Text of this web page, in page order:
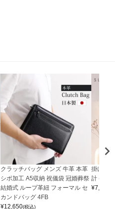
クラッチバッグ メンズ 牛革 本革
シボ加工 A5収納 祝儀袋 冠婚葬祭
結婚式 ループ革紐 フォーマル セ
カンドバッグ 4FB
¥12,650(税込)
掛け時
計
¥7,150